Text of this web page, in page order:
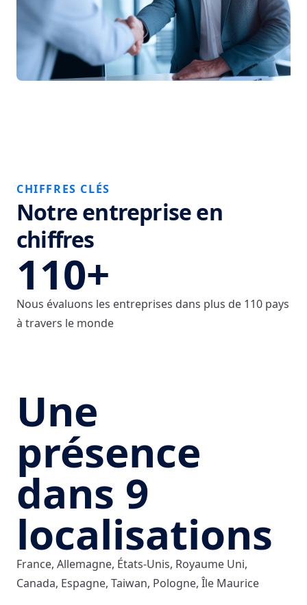
CHIFFRES CLÉS
Notre entreprise en
chiffres
110+
Nous évaluons les entreprises dans plus de 110 pays
à travers le monde
Une
présence
dans 9
localisations
France, Allemagne, États-Unis, Royaume Uni,
Canada, Espagne, Taiwan, Pologne, Île Maurice